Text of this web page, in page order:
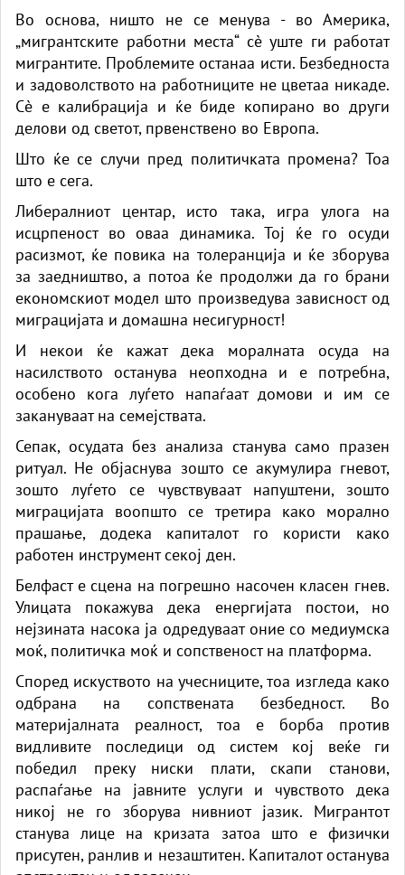
Во основа, ништо не се менува - во Америка,
„мигрантските работни места“ сè уште ги работат
мигрантите. Проблемите останаа исти. Безбедноста
и задоволството на работниците не цветаа никаде.
Сè е калибрација и ќе биде копирано во други
делови од светот, првенствено во Европа.
Што ќе се случи пред политичката промена? Тоа
што е сега.
Либералниот центар, исто така, игра улога на
исцрпеност во оваа динамика. Тој ќе го осуди
расизмот, ќе повика на толеранција и ќе зборува
за заедништво, а потоа ќе продолжи да го брани
економскиот модел што произведува зависност од
миграцијата и домашна несигурност!
И некои ќе кажат дека моралната осуда на
насилството останува неопходна и е потребна,
особено кога луѓето напаѓаат домови и им се
закануваат на семејствата.
Сепак, осудата без анализа станува само празен
ритуал. Не објаснува зошто се акумулира гневот,
зошто луѓето се чувствуваат напуштени, зошто
миграцијата воопшто се третира како морално
прашање, додека капиталот го користи како
работен инструмент секој ден.
Белфаст е сцена на погрешно насочен класен гнев.
Улицата покажува дека енергијата постои, но
нејзината насока ја одредуваат оние со медиумска
моќ, политичка моќ и сопственост на платформа.
Според искуството на учесниците, тоа изгледа како
одбрана на сопствената безбедност. Во
материјалната реалност, тоа е борба против
видливите последици од систем кој веќе ги
победил преку ниски плати, скапи станови,
распаѓање на јавните услуги и чувството дека
никој не го зборува нивниот јазик. Мигрантот
станува лице на кризата затоа што е физички
присутен, ранлив и незаштитен. Капиталот останува